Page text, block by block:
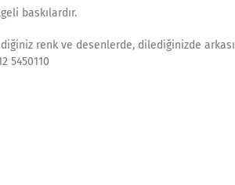
baskılardır.
renk ve desenlerde, dilediğinizde arkası
5450110